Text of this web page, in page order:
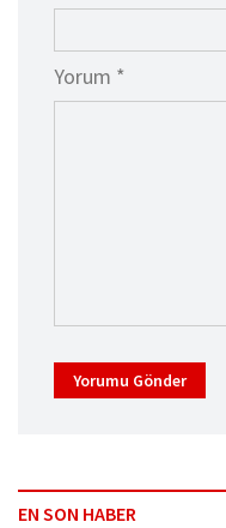
Yorum *
Yorumu Gönder
EN SON HABER